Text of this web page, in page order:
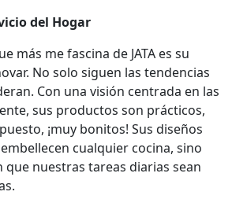
del Hogar
más me fascina de JATA es su
No solo siguen las tendencias
Con una visión centrada en las
sus productos son prácticos,
¡muy bonitos! Sus diseños
cualquier cocina, sino
que nuestras tareas diarias sean